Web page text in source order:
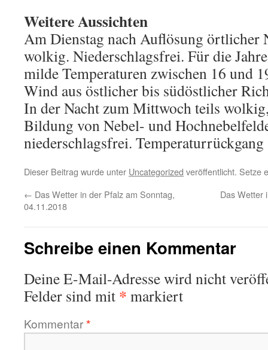
Weitere Aussichten
Am Dienstag nach Auflösung örtlicher
wolkig. Niederschlagsfrei. Für die
milde Temperaturen zwischen 16 und
Wind aus östlicher bis südöstlicher
In der Nacht zum Mittwoch teils
Bildung von Nebel- und
niederschlagsfrei.
Dieser Beitrag wurde unter Uncategorized veröffentlicht. Setze
← Das Wetter in der Pfalz am Sonntag,
04.11.2018
Das Wetter
Schreibe einen Kommentar
Deine E-Mail-Adresse wird nicht
Felder sind mit * markiert
Kommentar*